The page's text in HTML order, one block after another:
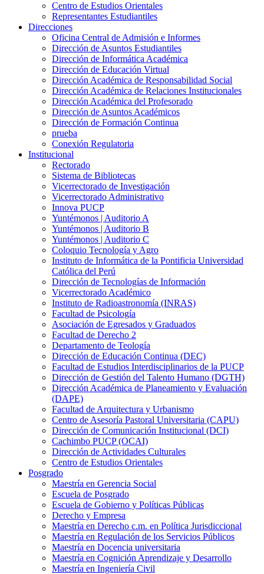
Centro de Estudios Orientales
Representantes Estudiantiles
Direcciones
Oficina Central de Admisión e Informes
Dirección de Asuntos Estudiantiles
Dirección de Informática Académica
Dirección de Educación Virtual
Dirección Académica de Responsabilidad Social
Dirección Académica de Relaciones Institucionales
Dirección Académica del Profesorado
Dirección de Asuntos Académicos
Dirección de Formación Continua
prueba
Conexión Regulatoria
Institucional
Rectorado
Sistema de Bibliotecas
Vicerrectorado de Investigación
Vicerrectorado Administrativo
Innova PUCP
Yuntémonos | Auditorio A
Yuntémonos | Auditorio B
Yuntémonos | Auditorio C
Coloquio Tecnología y Agro
Instituto de Informática de la Pontificia Universidad
Católica del Perú
Dirección de Tecnologías de Información
Vicerrectorado Académico
Instituto de Radioastronomía (INRAS)
Facultad de Psicología
Asociación de Egresados y Graduados
Facultad de Derecho 2
Departamento de Teología
Dirección de Educación Continua (DEC)
Facultad de Estudios Interdisciplinarios de la PUCP
Dirección de Gestión del Talento Humano (DGTH)
Dirección Académica de Planeamiento y Evaluación
(DAPE)
Facultad de Arquitectura y Urbanismo
Centro de Asesoría Pastoral Universitaria (CAPU)
Dirección de Comunicación Institucional (DCI)
Cachimbo PUCP (OCAI)
Dirección de Actividades Culturales
Centro de Estudios Orientales
Posgrado
Maestría en Gerencia Social
Escuela de Posgrado
Escuela de Gobierno y Políticas Públicas
Derecho y Empresa
Maestría en Derecho c.m. en Política Jurisdiccional
Maestría en Regulación de los Servicios Públicos
Maestría en Docencia universitaria
Maestría en Cognición Aprendizaje y Desarrollo
Maestría en Ingeniería Civil